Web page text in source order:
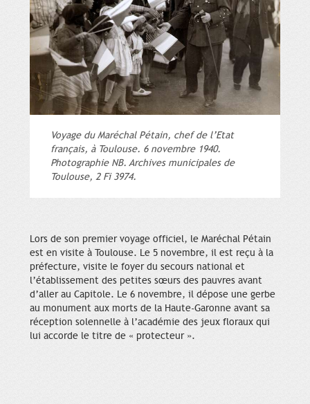
Voyage du Maréchal Pétain, chef de l’Etat
français, à Toulouse. 6 novembre 1940.
Photographie NB. Archives municipales de
Toulouse, 2 Fi 3974.
Lors de son premier voyage officiel, le Maréchal Pétain
est en visite à Toulouse. Le 5 novembre, il est reçu à la
préfecture, visite le foyer du secours national et
l’établissement des petites sœurs des pauvres avant
d’aller au Capitole. Le 6 novembre, il dépose une gerbe
au monument aux morts de la Haute-Garonne avant sa
réception solennelle à l’académie des jeux floraux qui
lui accorde le titre de « protecteur ».